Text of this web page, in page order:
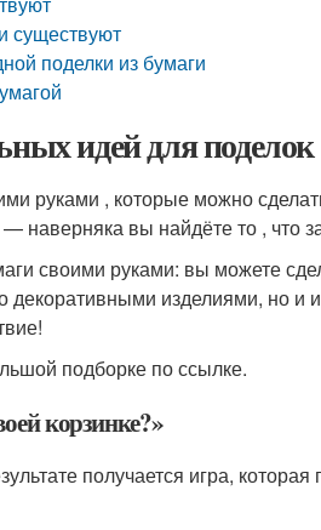
существуют
поделки из бумаги
идей для
руками , которые можно
вы найдёте то , что
своими руками: вы можете
изделиями, но и
подборке по ссылке.
корзинке?»
получается игра,